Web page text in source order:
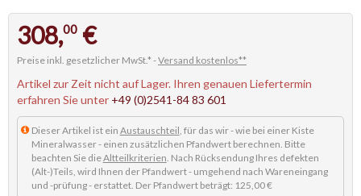
308,00 €
Preise inkl. gesetzlicher MwSt.* -Versand kostenlos**
Artikel zur Zeit nicht auf Lager. Ihren genauen Liefertermin
erfahren Sie unter +49 (0)2541-84 83 601
Dieser Artikel ist ein Austauschteil, für das wir - wie bei einer Kiste
Mineralwasser - einen zusätzlichen Pfandwert berechnen. Bitte
beachten Sie dieAltteilkriterien. Nach Rücksendung Ihres defekten
(Alt-)Teils, wird Ihnen der Pfandwert - umgehend nach Wareneingang
und -prüfung - erstattet. Der Pfandwert beträgt: 125,00 €